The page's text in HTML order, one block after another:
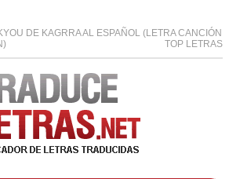
DE KAGRRA AL ESPAÑOL (LETRA CANCIÓN
TOP LETRAS